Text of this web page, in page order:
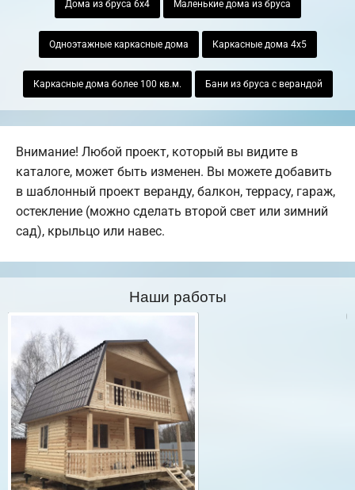
Дома из бруса 6х4 Маленькие дома из бруса
Одноэтажные каркасные дома Каркасные дома 4х5
Каркасные дома более 100 кв.м. Бани из бруса с верандой
Внимание! Любой проект, который вы видите в
каталоге, может быть изменен. Вы можете добавить
в шаблонный проект веранду, балкон, террасу, гараж,
остекление (можно сделать второй свет или зимний
сад), крыльцо или навес.
Наши работы